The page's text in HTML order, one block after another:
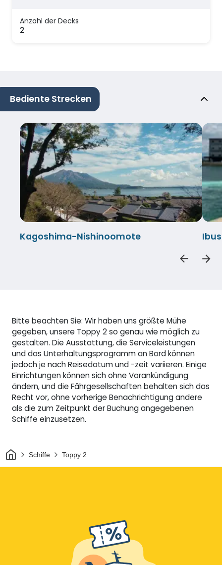
Anzahl der Decks
2
Bediente Strecken
Kagoshima-Nishinoomote
Bitte beachten Sie: Wir haben uns größte Mühe
gegeben, unsere Toppy 2 so genau wie möglich zu
gestalten. Die Ausstattung, die Serviceleistungen
und das Unterhaltungsprogramm an Bord können
jedoch je nach Reisedatum und -zeit variieren. Einige
Einrichtungen können sich ohne Vorankündigung
ändern, und die Fährgesellschaften behalten sich das
Recht vor, ohne vorherige Benachrichtigung andere
als die zum Zeitpunkt der Buchung angegebenen
Schiffe einzusetzen.
HeimSchiffe Toppy 2